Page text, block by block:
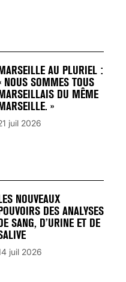
AU PLURIEL :
NOUS SOMMES TOUS
DU MÊME
»
juil 2026
NOUVEAUX
DES ANALYSES
SANG, D’URINE ET DE
juil 2026